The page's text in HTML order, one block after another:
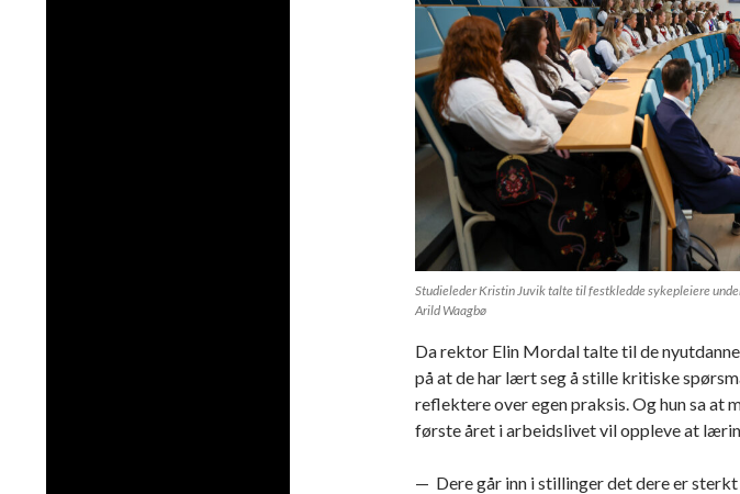
Studieleder Kristin Juvik talte til festkledde sykepleiere
Arild Waagbø
Da rektor Elin Mordal talte til de
på at de har lært seg å stille kritiske
reflektere over egen praksis. Og hun sa at
første året i arbeidslivet vil oppleve at
— Dere går inn i stillinger det dere er